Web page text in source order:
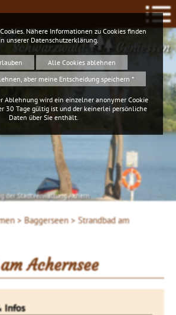
Schwarzwald Geniessen
der Stadtverwaltung Achern
> Baggerseen > Strandbad am
Achernsee
Infos
Nähere Informationen zu Cookies finden
unserer Datenschutzerklärung.
Alle Cookies ablehnen
aber meine Entscheidung speichern *
Ablehnung wird ein einzelner anonymer Cookie
30 Tage gültig ist und der keinerlei persönliche
Daten über Sie enthält.